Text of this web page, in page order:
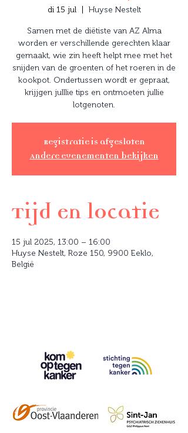
di 15 jul
  |
Huyse Nestelt
Samen met de diëtiste van AZ Alma
worden er verschillende gerechten klaar
gemaakt, wie zin heeft helpt mee met het
snijden van de groenten of het roeren in de
kookpot. Ondertussen wordt er gepraat,
krijjgen julllie tips en ontmoeten jullie
lotgenoten.
Registratie is afgesloten
Andere evenementen bekijken
Tijd en locatie
15 jul 2025, 13:00 – 16:00
Huyse Nestelt, Roze 150, 9900 Eeklo,
België